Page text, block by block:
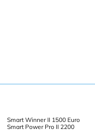
Smart Winner II 1500 Euro
Smart Power Pro II 2200